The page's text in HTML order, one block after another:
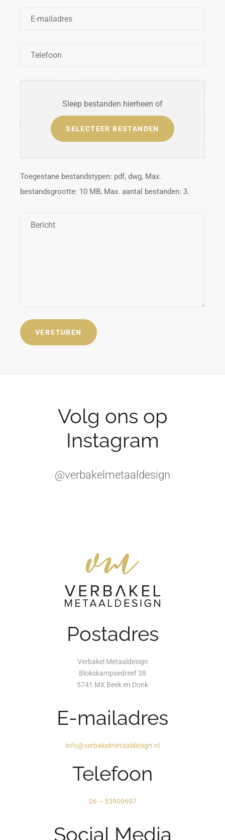
Telefoon
Bestanden
Sleep bestanden hierheen of
SELECTEER BESTANDEN
Toegestane bestandstypen: pdf, dwg, Max.
bestandsgrootte: 10 MB, Max. aantal bestanden: 3.
Bericht
Volg ons op
Instagram
@verbakelmetaaldesign
Postadres
Verbakel Metaaldesign
Blokskampsedreef 38
5741 MX Beek en Donk
E-mailadres
info@verbakelmetaaldesign.nl
Telefoon
06 – 53909697
Social Media